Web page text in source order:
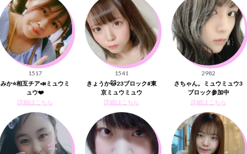
1517
みか⭐️相互チア📣ミュウミ
ュウ❤️
詳細はこちら
1541
きょうか🐱23ブロック#東
京ミュウミュウ
詳細はこちら
2982
さちゃん。ミュウミュウ3
ブロック参加中
詳細はこちら